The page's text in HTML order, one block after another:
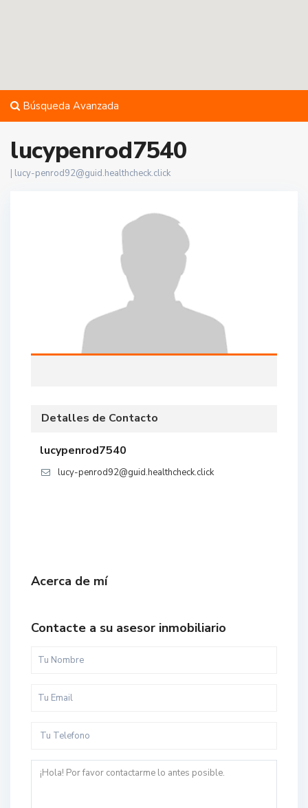
Búsqueda Avanzada
lucypenrod7540
lucy-penrod92@guid.healthcheck.click
Detalles de Contacto
lucypenrod7540
lucy-penrod92@guid.healthcheck.click
Acerca de mí
Contacte a su asesor inmobiliario